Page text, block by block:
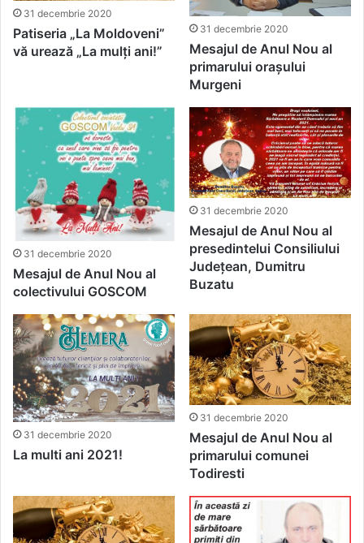
31 decembrie 2020
Patiseria „La Moldoveni”
vă urează „La mulți ani!”
31 decembrie 2020
Mesajul de Anul Nou al
primarului orașului
Murgeni
31 decembrie 2020
Mesajul de Anul Nou al
colectivului GOSCOM
31 decembrie 2020
Mesajul de Anul Nou al
presedintelui Consiliului
Județean, Dumitru
Buzatu
31 decembrie 2020
La multi ani 2021!
31 decembrie 2020
Mesajul de Anul Nou al
primarului comunei
Todiresti